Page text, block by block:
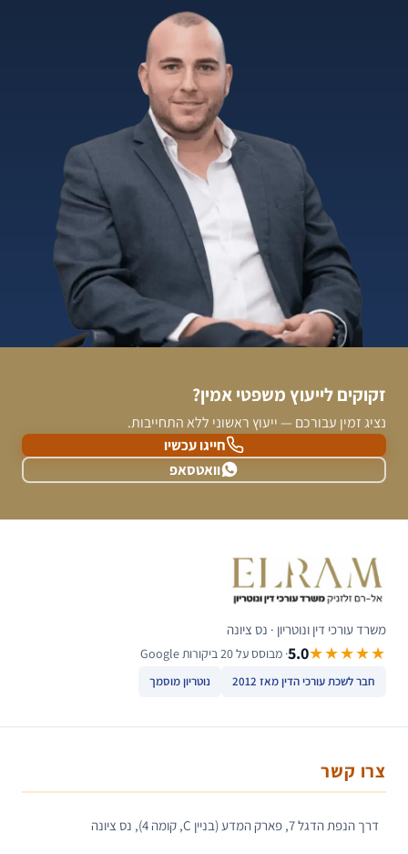
זקוקים לייעוץ משפטי אמין?
נציג זמין עבורכם — ייעוץ ראשוני ללא התחייבות.
חייגו עכשיו
וואטסאפ
משרד עורכי דין ונוטריון · נס ציונה
★★★★★
5.0· מבוסס על 20 ביקורות Google
חבר לשכת עורכי הדין מאז 2012 נוטריון מוסמך
צרו קשר
דרך הנפת הדגל 7, פארק המדע (בניין C, קומה 4), נס ציונה